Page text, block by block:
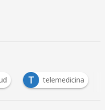
T telemedicina